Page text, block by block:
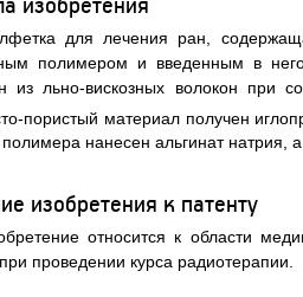
для лечения ран,
полимером и введенным в
из льно-вискозных волокон при
пористый материал получен
полимера нанесен альгинат
изобретения к патенту
относится к области
проведении курса радиотерапии.